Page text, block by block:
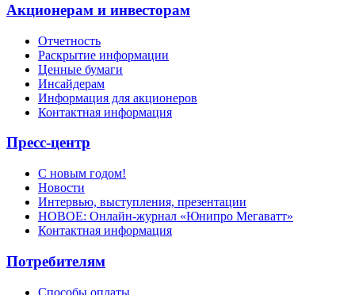
Акционерам и инвесторам
Отчетность
Раскрытие информации
Ценные бумаги
Инсайдерам
Информация для акционеров
Контактная информация
Пресс-центр
С новым годом!
Новости
Интервью, выступления, презентации
НОВОЕ: Онлайн-журнал «Юнипро Мегаватт»
Контактная информация
Потребителям
Способы оплаты